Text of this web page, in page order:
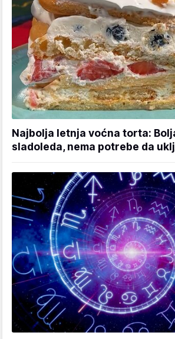
Najbolja letnja voćna torta:
sladoleda, nema potrebe da